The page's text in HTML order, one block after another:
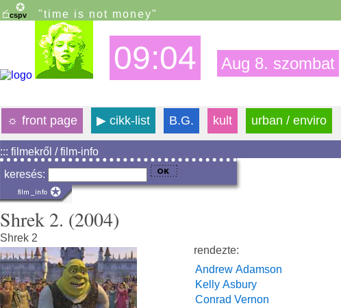
"time is not money"
09:04 Aug 8. szombat
☼ front page ▶ cikk-list B.G. kult urban / enviro
::: filmekről / film-info
keresés:
Shrek 2. (2004)
Shrek 2
rendezte:
Andrew Adamson
Kelly Asbury
Conrad Vernon